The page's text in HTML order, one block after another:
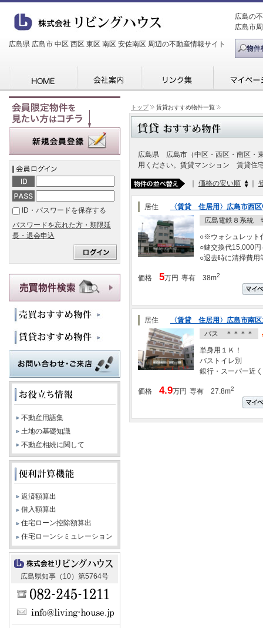
広島県 広島市 中区 西区 東区 南区 安佐南区 周辺の不動産情報サイト
広島の
広島市
トップ 賃貸おすすめ物件一覧
広島県 広島市（中区・西区・南区・
用ください。賃貸マンション 賃貸住
価格の安い順
居住
〈賃貸 住居用〉広島市西
広島電鉄８系統
○※ウォシュレット
○鍵交換代15,000円
○退去時に清掃費用
13,000円/年
価格 5万円 専有 38m2
居住
〈賃貸 住居用〉広島市南
バス ＊＊＊＊
単身用１Ｋ！
バストイレ別
銀行・スーパー近
価格 4.9万円 専有 27.8m2
ID・パスワードを保存する
パスワードを忘れた方・期限延
長・退会申込
不動産用語集
土地の基礎知識
不動産相続に関して
返済額算出
借入額算出
住宅ローン控除額算出
住宅ローンシミュレーション
広島県知事（10）第5764号